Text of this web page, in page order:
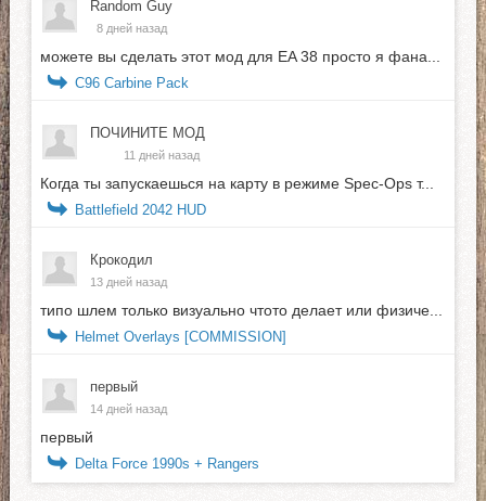
Random Guy
8 дней назад
можете вы сделать этот мод для EA 38 просто я фана...
C96 Carbine Pack
ПОЧИНИТЕ МОД
11 дней назад
Когда ты запускаешься на карту в режиме Spec-Ops т...
Battlefield 2042 HUD
Крокодил
13 дней назад
типо шлем только визуально чтото делает или физиче...
Helmet Overlays [COMMISSION]
первый
14 дней назад
первый
Delta Force 1990s + Rangers